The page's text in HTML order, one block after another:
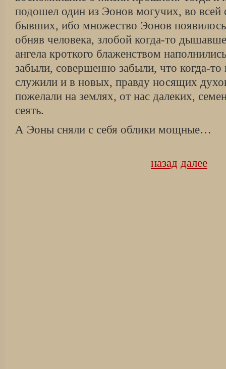
подошел один из Эонов могучих, во всей
бывших, ибо множество Эонов
обняв человека, злобой когда-то
ангела кроткого блаженством
забыли, совершенно забыли, что когда-то
служили и в новых, правду носящих
пожелали на землях, от нас далеких,
сеять.
А Эоны сняли с себя облики мощные…
назад далее